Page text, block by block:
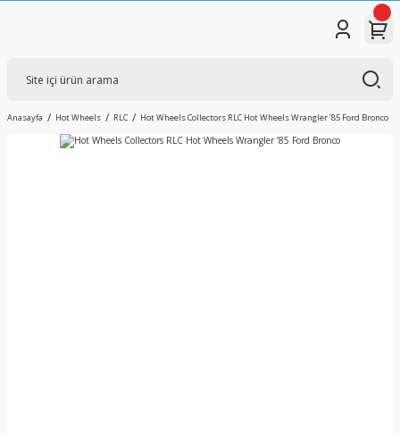
Anasayfa Hot Wheels RLC Hot Wheels Collectors RLC Hot Wheels Wrangler ’85 Ford Bronco